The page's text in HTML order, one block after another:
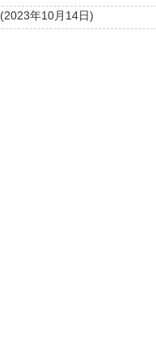
(2023年10月14日)